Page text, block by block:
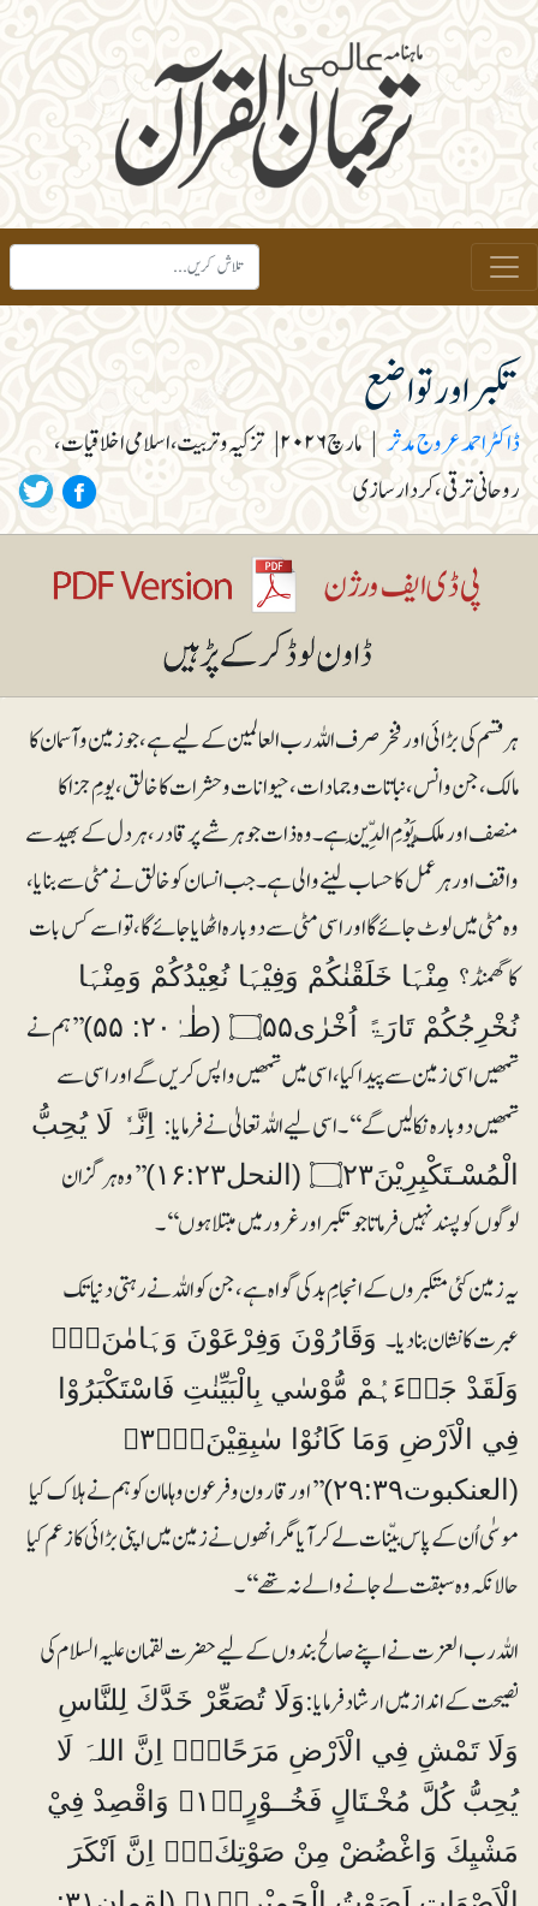
تکبر اور تواضع
ڈاکٹر احمد عروج مدثر | مارچ ۲۰۲۶ | تزکیہ و تربیت، اسلامی اخلاقیات،
روحانی ترقی، کردار سازی
ہر قسم کی بڑائی اور فخر صرف اللہ رب العالمین کے لیے ہے، جو زمین و آسمان کا
مالک، جن و انس، نباتات و جمادات، حیوانات و حشرات کا خالق، یومِ جزا کا
منصف اور مٰلِكِ يَوْمِ الدِّينِ ہے۔ وہ ذات جو ہر شے پر قادر، ہر دل کے بھید سے
واقف اور ہر عمل کا حساب لینے والی ہے۔ جب انسان کو خالق نے مٹی سے بنایا،
وہ مٹی میں لوٹ جائے گا اور اسی مٹی سے دوبارہ اٹھایا جائے گا، تو اسے کس بات
کا گھمنڈ؟مِنْہَا خَلَقْنٰكُمْ وَفِيْہَا نُعِيْدُكُمْ وَمِنْہَا
نُخْرِجُكُمْ تَارَۃً اُخْرٰى۝۵۵ (طٰہٰ۲۰: ۵۵)
’’ہم نے
تمھیں اسی زمین سے پیدا کیا، اسی میں تمھیں واپس کریں گے اور اسی سے
تمھیں دوبارہ نکالیں گے‘‘۔ اسی لیے اللہ تعالیٰ نے فرمایا:اِنَّہٗ لَا يُحِبُّ
الْمُسْـتَكْبِرِيْنَ۝۲۳ (النحل۱۶:۲۳)
’ ’وہ ہرگز ان
لوگوں کو پسند نہیں فرماتا جو تکبر اور غرور میں مبتلا ہوں‘‘۔
یہ زمین کئی متکبروں کے انجامِ بد کی گواہ ہے، جن کو اللہ نے رہتی دنیا تک
عبرت کا نشان بنا دیا۔
وَقَارُوْنَ وَفِرْعَوْنَ وَہَامٰنَ۝۰ۣ
وَلَقَدْ جَاۗءَہُمْ مُّوْسٰي بِالْبَيِّنٰتِ فَاسْتَكْبَرُوْا
فِي الْاَرْضِ وَمَا كَانُوْا سٰبِقِيْنَ۝۳۹ۚۖ
(العنکبوت۲۹:۳۹)
’’اور قارون و فرعون و ہامان کو ہم نے ہلاک کیا
موسٰی اُن کے پاس بیّنات لے کر آیا مگر انھوں نے زمین میں اپنی بڑائی کا زعم کیا
حالانکہ وہ سبقت لے جانے والے نہ تھے‘‘۔
اللہ رب العزت نے اپنے صالح بندوں کے لیے حضرت لقمان علیہ السلام کی
نصیحت کے انداز میں ارشاد فرمایا:وَلَا تُصَعِّرْ خَدَّكَ لِلنَّاسِ
وَلَا تَمْشِ فِي الْاَرْضِ مَرَحًا۝۰ۭ اِنَّ اللہَ لَا
يُحِبُّ كُلَّ مُخْـتَالٍ فَخُــوْرٍ۝۱۸ۚ وَاقْصِدْ فِيْ
مَشْيِكَ وَاغْضُضْ مِنْ صَوْتِكَ۝۰ۭ اِنَّ اَنْكَرَ